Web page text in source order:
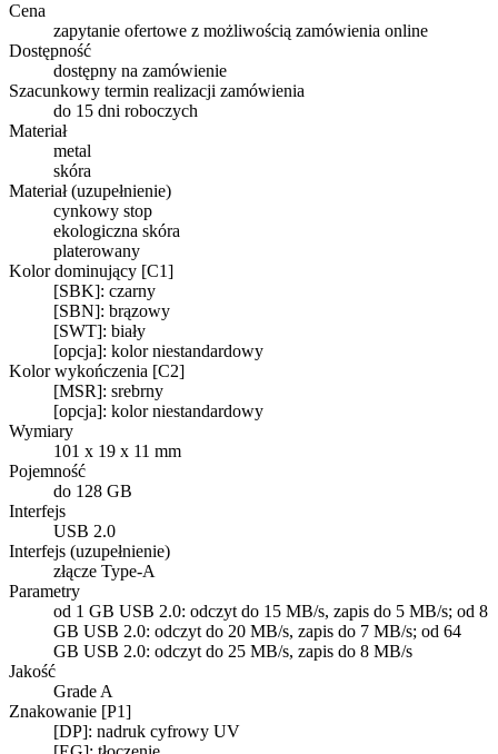
Cena
zapytanie ofertowe z możliwością zamówienia online
Dostępność
dostępny na zamówienie
Szacunkowy termin realizacji zamówienia
do 15 dni roboczych
Materiał
metal
skóra
Materiał (uzupełnienie)
cynkowy stop
ekologiczna skóra
platerowany
Kolor dominujący [C1]
[SBK]: czarny
[SBN]: brązowy
[SWT]: biały
[opcja]: kolor niestandardowy
Kolor wykończenia [C2]
[MSR]: srebrny
[opcja]: kolor niestandardowy
Wymiary
101 x 19 x 11 mm
Pojemność
do 128 GB
Interfejs
USB 2.0
Interfejs (uzupełnienie)
złącze Type-A
Parametry
od 1 GB USB 2.0: odczyt do 15 MB/s, zapis do 5 MB/s; od 8
GB USB 2.0: odczyt do 20 MB/s, zapis do 7 MB/s; od 64
GB USB 2.0: odczyt do 25 MB/s, zapis do 8 MB/s
Jakość
Grade A
Znakowanie [P1]
[DP]: nadruk cyfrowy UV